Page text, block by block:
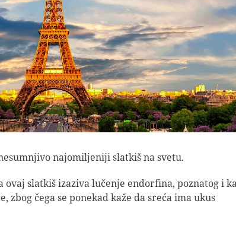
najomiljeniji slatkiš na svetu.
ovaj slatkiš izaziva lučenje endorfina, poznatog i
zbog čega se ponekad kaže da sreća ima ukus